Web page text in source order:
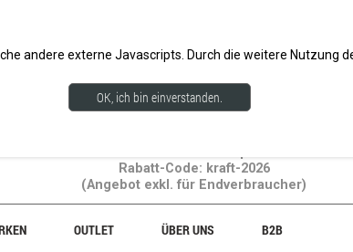
Rabatt-Code: kraft-2026
(Angebot exkl. für Endverbraucher)
OUTLET ÜBER UNS B2B
andere externe Javascripts. Durch die weitere Nutzung
OK, ich bin einverstanden.